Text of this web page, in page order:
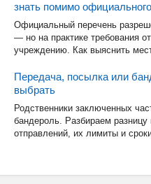
знать помимо
Официальный перечень
— но на практике требования
учреждению. Как выяснить
Передача, посылка или
выбрать
Родственники заключенных
бандероль. Разбираем
отправлений, их лимиты и